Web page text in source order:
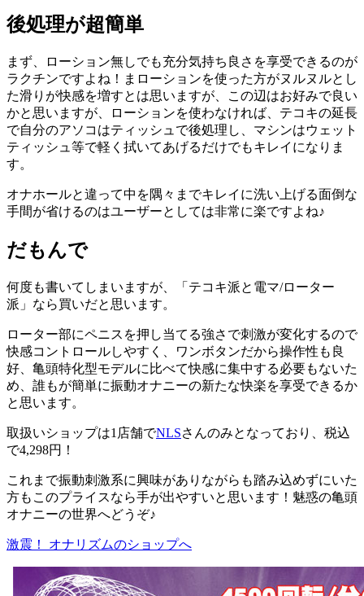
後処理が超簡単
まず、ローション無しでも充分気持ち良さを享受できるのが
ラクチンですよね！まローションを使った方がヌルヌルとし
た滑りが快感を増すとは思いますが、この辺はお好みで良い
かと思いますが、ローションを使わなければ、テコキの延長
で自分のアソコはティッシュで後処理し、マシンはウェット
ティッシュ等で軽く拭いてあげるだけでもキレイになりま
す。
オナホールと違って中を隅々までキレイに洗い上げる面倒な
手間が省けるのはユーザーとしては非常に楽ですよね♪
だもんで
何度も書いてしまいますが、「テコキ派と電マ/ローター
派」なら買いだと思います。
ローター部にペニスを押し当てる強さで刺激が変化するので
快感コントロールしやすく、ワンボタンだから操作性も良
好、亀頭特化型モデルに比べて快感に集中する必要もないた
め、誰もが簡単に振動オナニーの新たな快楽を享受できるか
と思います。
取扱いショップは1店舗でNLSさんのみとなっており、税込
で4,298円！
これまで振動刺激系に興味がありながらも踏み込めずにいた
方もこのプライスなら手が出やすいと思います！魅惑の亀頭
オナニーの世界へどうぞ♪
激震！ オナリズムのショップへ